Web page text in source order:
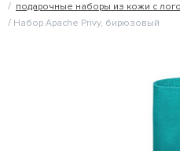
подарочные наборы из кожи с
Набор Apache Privy, бирюзовый